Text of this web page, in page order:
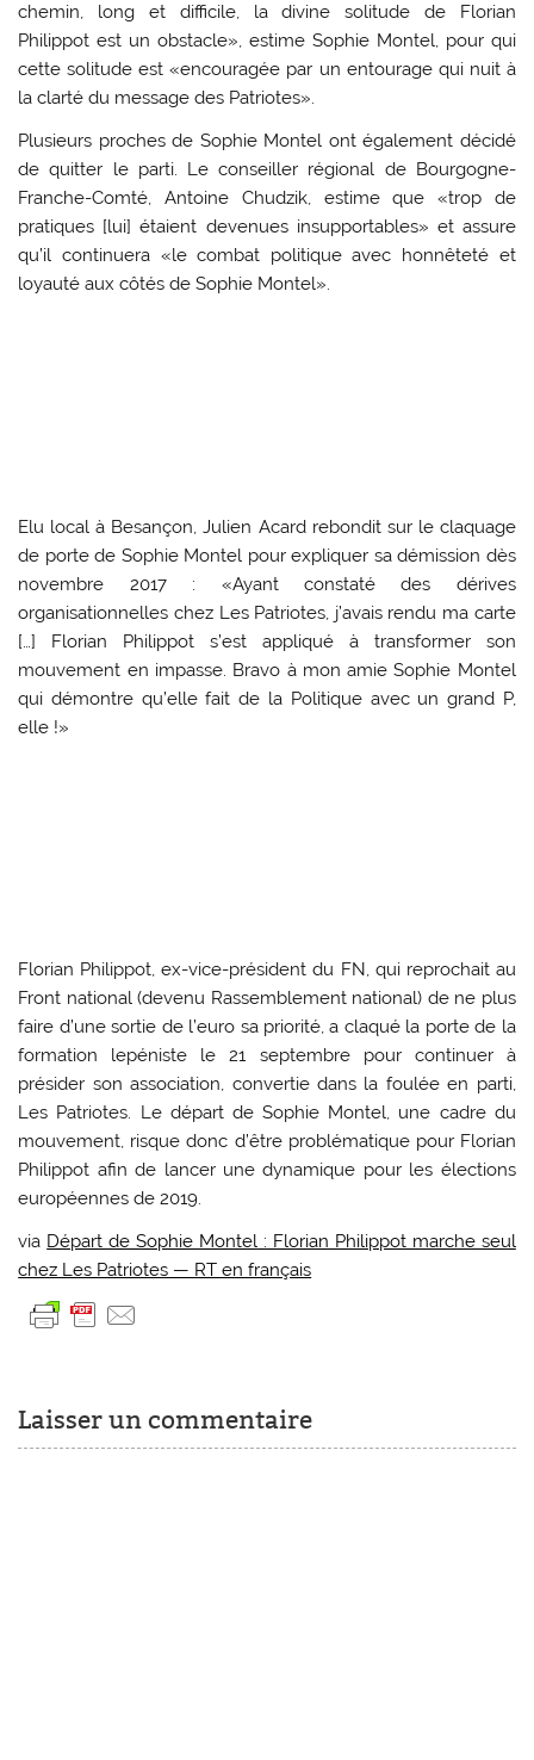
chemin, long et difficile, la divine solitude de Florian
Philippot est un obstacle», estime Sophie Montel, pour qui
cette solitude est «encouragée par un entourage qui nuit à
la clarté du message des Patriotes».
Plusieurs proches de Sophie Montel ont également décidé
de quitter le parti. Le conseiller régional de Bourgogne-
Franche-Comté, Antoine Chudzik‏, estime que «trop de
pratiques [lui] étaient devenues insupportables» et assure
qu’il continuera «le combat politique avec honnêteté et
loyauté aux côtés de Sophie Montel».
Elu local à Besançon, Julien Acard rebondit sur le claquage
de porte de Sophie Montel pour expliquer sa démission dès
novembre 2017 : «Ayant constaté des dérives
organisationnelles chez Les Patriotes, j’avais rendu ma carte
[…] Florian Philippot s’est appliqué à transformer son
mouvement en impasse. Bravo à mon amie Sophie Montel
qui démontre qu’elle fait de la Politique avec un grand P,
elle !»
Florian Philippot, ex-vice-président du FN, qui reprochait au
Front national (devenu Rassemblement national) de ne plus
faire d’une sortie de l’euro sa priorité, a claqué la porte de la
formation lepéniste le 21 septembre pour continuer à
présider son association, convertie dans la foulée en parti,
Les Patriotes. Le départ de Sophie Montel, une cadre du
mouvement, risque donc d’être problématique pour Florian
Philippot afin de lancer une dynamique pour les élections
européennes de 2019.
via Départ de Sophie Montel : Florian Philippot marche seul
chez Les Patriotes — RT en français
Laisser un commentaire